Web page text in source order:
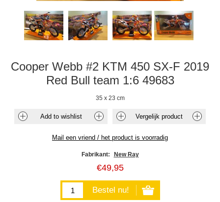
Cooper Webb #2 KTM 450 SX-F 2019
Red Bull team 1:6 49683
35 x 23 cm
Fabrikant: New Ray
€49,95